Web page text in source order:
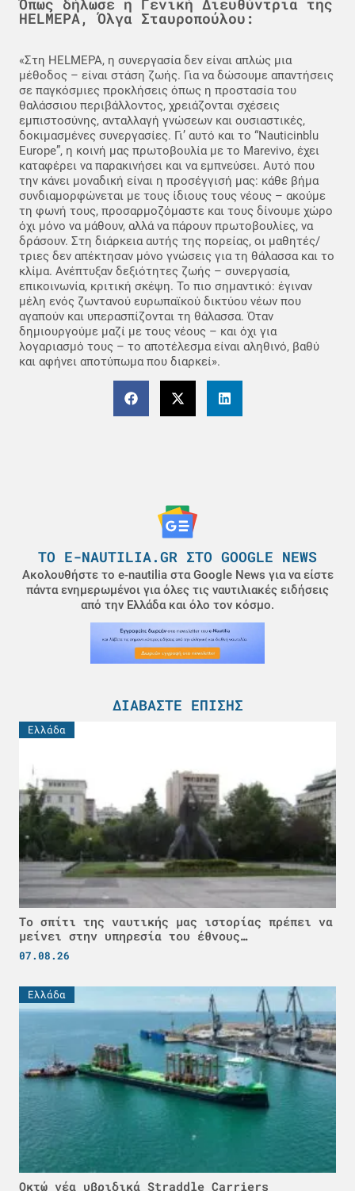
Όπως δήλωσε η Γενική Διευθύντρια της
HELMEPA, Όλγα Σταυροπούλου:
«Στη HELMEPA, η συνεργασία δεν είναι απλώς μια
μέθοδος – είναι στάση ζωής. Για να δώσουμε απαντήσεις
σε παγκόσμιες προκλήσεις όπως η προστασία του
θαλάσσιου περιβάλλοντος, χρειάζονται σχέσεις
εμπιστοσύνης, ανταλλαγή γνώσεων και ουσιαστικές,
δοκιμασμένες συνεργασίες. Γι’ αυτό και το “Nauticinblu
Europe”, η κοινή μας πρωτοβουλία με το Marevivo, έχει
καταφέρει να παρακινήσει και να εμπνεύσει. Αυτό που
την κάνει μοναδική είναι η προσέγγισή μας: κάθε βήμα
συνδιαμορφώνεται με τους ίδιους τους νέους – ακούμε
τη φωνή τους, προσαρμοζόμαστε και τους δίνουμε χώρο
όχι μόνο να μάθουν, αλλά να πάρουν πρωτοβουλίες, να
δράσουν. Στη διάρκεια αυτής της πορείας, οι μαθητές/
τριες δεν απέκτησαν μόνο γνώσεις για τη θάλασσα και το
κλίμα. Ανέπτυξαν δεξιότητες ζωής – συνεργασία,
επικοινωνία, κριτική σκέψη. Το πιο σημαντικό: έγιναν
μέλη ενός ζωντανού ευρωπαϊκού δικτύου νέων που
αγαπούν και υπερασπίζονται τη θάλασσα. Όταν
δημιουργούμε μαζί με τους νέους – και όχι για
λογαριασμό τους – το αποτέλεσμα είναι αληθινό, βαθύ
και αφήνει αποτύπωμα που διαρκεί».
ΤΟ E-NAUTILIA.GR ΣΤΟ GOOGLE NEWS
Ακολουθήστε το e-nautilia στα Google News για να είστε
πάντα ενημερωμένοι για όλες τις ναυτιλιακές ειδήσεις
από την Ελλάδα και όλο τον κόσμο.
ΔΙΑΒΆΣΤΕ ΕΠΊΣΗΣ
Ελλάδα
Το σπίτι της ναυτικής μας ιστορίας πρέπει να
μείνει στην υπηρεσία του έθνους…
07.08.26
Ελλάδα
Οκτώ νέα υβριδικά Straddle Carriers